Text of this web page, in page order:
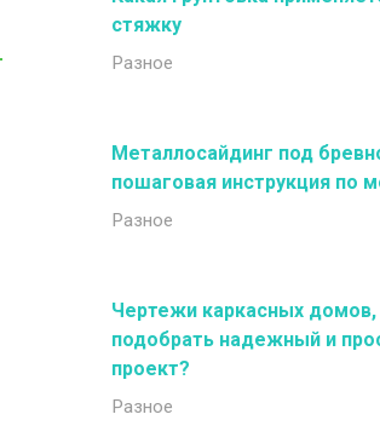
стяжку
Разное
Металлосайдинг под
пошаговая инструкция по
Разное
Чертежи каркасных домов,
подобрать надежный и
проект?
Разное